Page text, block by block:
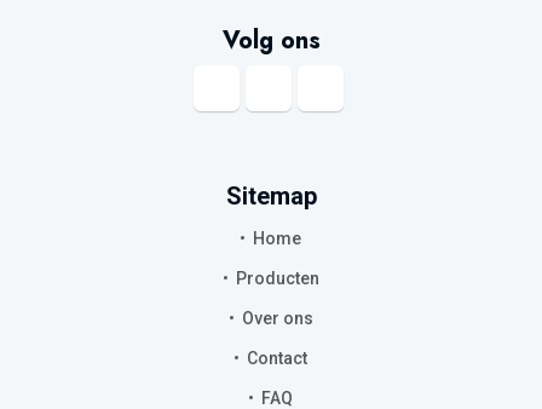
Volg ons
Sitemap
Home
Producten
Over ons
Contact
FAQ